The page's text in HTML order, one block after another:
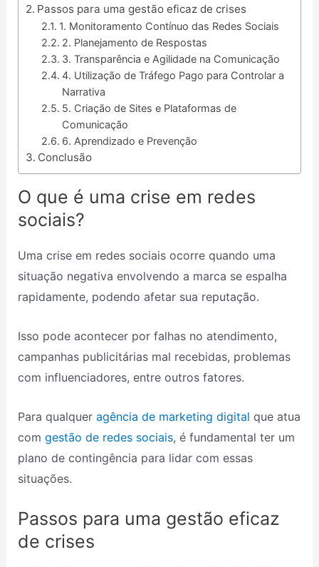
Passos para uma gestão eficaz de crises
1. Monitoramento Contínuo das Redes Sociais
2. Planejamento de Respostas
3. Transparência e Agilidade na Comunicação
4. Utilização de Tráfego Pago para Controlar a
Narrativa
5. Criação de Sites e Plataformas de
Comunicação
6. Aprendizado e Prevenção
Conclusão
O que é uma crise em redes
sociais?
Uma crise em redes sociais ocorre quando uma
situação negativa envolvendo a marca se espalha
rapidamente, podendo afetar sua reputação.
Isso pode acontecer por falhas no atendimento,
campanhas publicitárias mal recebidas, problemas
com influenciadores, entre outros fatores.
Para qualquer agência de marketing digital que atua
com gestão de redes sociais, é fundamental ter um
plano de contingência para lidar com essas
situações.
Passos para uma gestão eficaz
de crises